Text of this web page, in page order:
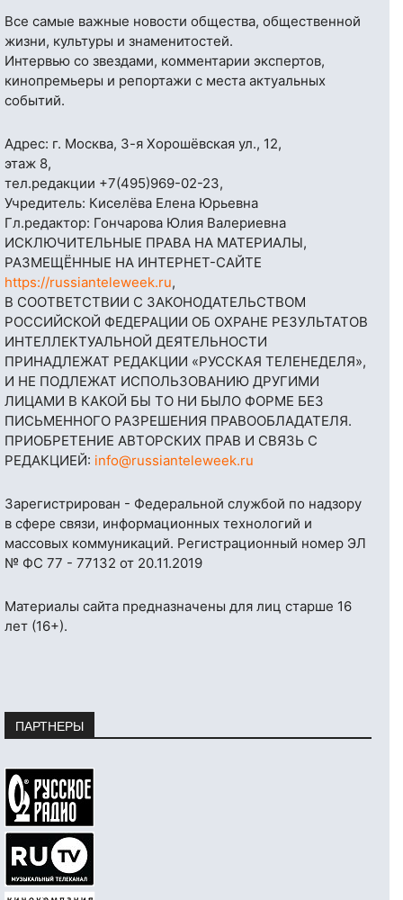
Все самые важные новости общества, общественной
жизни, культуры и знаменитостей.
Интервью со звездами, комментарии экспертов,
кинопремьеры и репортажи с места актуальных
событий.
Адрес: г. Москва, 3-я Хорошёвская ул., 12,
этаж 8,
тел.редакции +7(495)969-02-23,
Учредитель: Киселёва Елена Юрьевна
Гл.редактор: Гончарова Юлия Валериевна
ИСКЛЮЧИТЕЛЬНЫЕ ПРАВА НА МАТЕРИАЛЫ,
РАЗМЕЩЁННЫЕ НА ИНТЕРНЕТ-САЙТЕ
https://russianteleweek.ru,
В СООТВЕТСТВИИ С ЗАКОНОДАТЕЛЬСТВОМ
РОССИЙСКОЙ ФЕДЕРАЦИИ ОБ ОХРАНЕ РЕЗУЛЬТАТОВ
ИНТЕЛЛЕКТУАЛЬНОЙ ДЕЯТЕЛЬНОСТИ
ПРИНАДЛЕЖАТ РЕДАКЦИИ «РУССКАЯ ТЕЛЕНЕДЕЛЯ»,
И НЕ ПОДЛЕЖАТ ИСПОЛЬЗОВАНИЮ ДРУГИМИ
ЛИЦАМИ В КАКОЙ БЫ ТО НИ БЫЛО ФОРМЕ БЕЗ
ПИСЬМЕННОГО РАЗРЕШЕНИЯ ПРАВООБЛАДАТЕЛЯ.
ПРИОБРЕТЕНИЕ АВТОРСКИХ ПРАВ И СВЯЗЬ С
РЕДАКЦИЕЙ: info@russianteleweek.ru
Зарегистрирован - Федеральной службой по надзору
в сфере связи, информационных технологий и
массовых коммуникаций. Регистрационный номер ЭЛ
№ ФС 77 - 77132 от 20.11.2019
Материалы сайта предназначены для лиц старше 16
лет (16+).
ПАРТНЕРЫ